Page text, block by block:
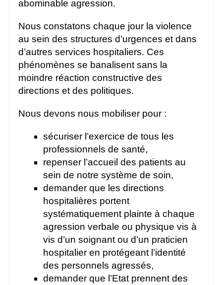
abominable agression.
Nous constatons chaque jour la violence
au sein des structures d’urgences et dans
d’autres services hospitaliers. Ces
phénomènes se banalisent sans la
moindre réaction constructive des
directions et des politiques.
Nous devons nous mobiliser pour :
sécuriser l’exercice de tous les
professionnels de santé,
repenser l’accueil des patients au
sein de notre système de soin,
demander que les directions
hospitalières portent
systématiquement plainte à chaque
agression verbale ou physique vis à
vis d’un soignant ou d’un praticien
hospitalier en protégeant l’identité
des personnels agressés,
demander que l’Etat prennent des